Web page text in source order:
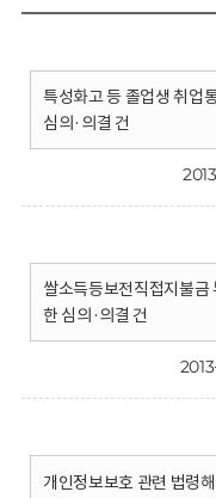
특성화고 등 졸업생 취업
심의·의결 건
쌀소득등보전직접지불금
한 심의·의결 건
개인정보보호 관련 법령